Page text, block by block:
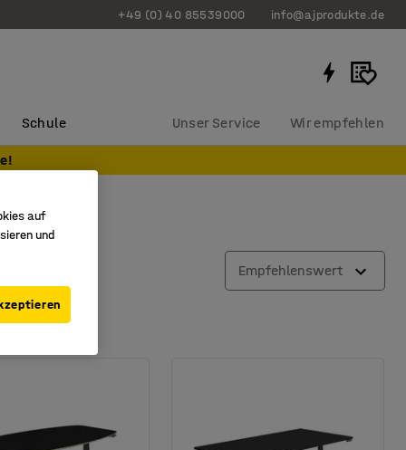
+49 (0) 40 85539000 info@ajprodukte.de
Schule Unser Service Wir empfehlen
Empfehlenswert
auf
und